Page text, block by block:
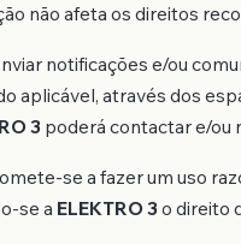
não afeta os direitos
notificações e/ou
aplicável, através dos
3 poderá contactar e/ou
se a fazer um uso
se a ELEKTRO 3 o direito